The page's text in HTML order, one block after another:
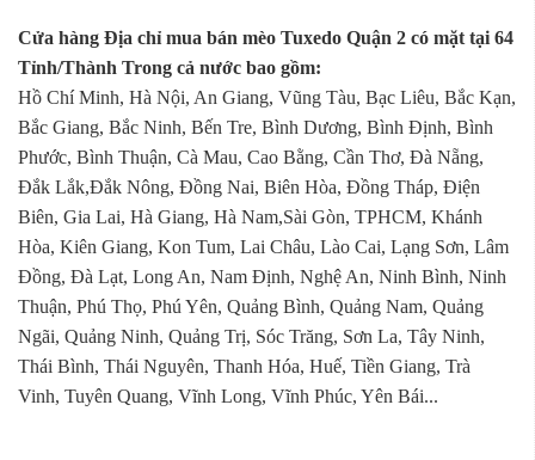
Cửa hàng Địa chỉ mua bán mèo Tuxedo Quận 2 có mặt tại 64
Tỉnh/Thành Trong cả nước bao gồm:
Hồ Chí Minh, Hà Nội, An Giang, Vũng Tàu, Bạc Liêu, Bắc Kạn,
Bắc Giang, Bắc Ninh, Bến Tre, Bình Dương, Bình Định, Bình
Phước, Bình Thuận, Cà Mau, Cao Bằng, Cần Thơ, Đà Nẵng,
Đắk Lắk,Đắk Nông, Đồng Nai, Biên Hòa, Đồng Tháp, Điện
Biên, Gia Lai, Hà Giang, Hà Nam,Sài Gòn, TPHCM, Khánh
Hòa, Kiên Giang, Kon Tum, Lai Châu, Lào Cai, Lạng Sơn, Lâm
Đồng, Đà Lạt, Long An, Nam Định, Nghệ An, Ninh Bình, Ninh
Thuận, Phú Thọ, Phú Yên, Quảng Bình, Quảng Nam, Quảng
Ngãi, Quảng Ninh, Quảng Trị, Sóc Trăng, Sơn La, Tây Ninh,
Thái Bình, Thái Nguyên, Thanh Hóa, Huế, Tiền Giang, Trà
Vinh, Tuyên Quang, Vĩnh Long, Vĩnh Phúc, Yên Bái...